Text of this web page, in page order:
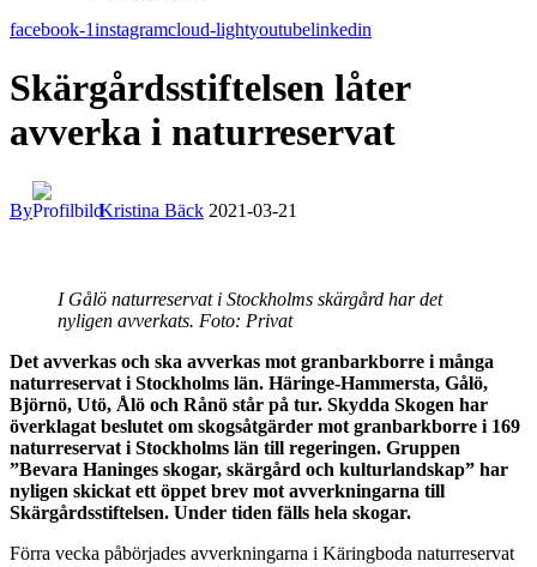
facebook-1instagramcloud-lightyoutubelinkedin
Skärgårdsstiftelsen låter
avverka i naturreservat
By Kristina Bäck 2021-03-21
I Gålö naturreservat i Stockholms skärgård har det
nyligen avverkats. Foto: Privat
Det avverkas och ska avverkas mot granbarkborre i många
naturreservat i Stockholms län. Häringe-Hammersta, Gålö,
Björnö, Utö, Ålö och Rånö står på tur. Skydda Skogen har
överklagat beslutet om skogsåtgärder mot granbarkborre i 169
naturreservat i Stockholms län till regeringen. Gruppen
”Bevara Haninges skogar, skärgård och kulturlandskap” har
nyligen skickat ett öppet brev mot avverkningarna till
Skärgårdsstiftelsen. Under tiden fälls hela skogar.
Förra vecka påbörjades avverkningarna i Käringboda naturreservat